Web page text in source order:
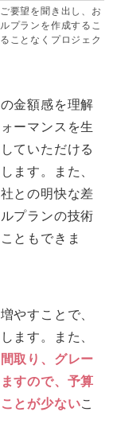
要望を聞き出し、お
プランを作成するこ
ことなくプロジェク
金額感を理解
ーマンスを生
ていただける
ます。また、
との明快な差
プランの技術
ともできま
やすことで、
ます。また、
取り、グレー
すので、予算
とが少ないこ